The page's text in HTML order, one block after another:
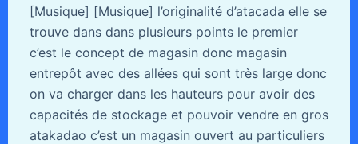
[Musique] [Musique] l’originalité d’atacada elle se
trouve dans dans plusieurs points le premier
c’est le concept de magasin donc magasin
entrepôt avec des allées qui sont très large donc
on va charger dans les hauteurs pour avoir des
capacités de stockage et pouvoir vendre en gros
atakadao c’est un magasin ouvert au particuliers